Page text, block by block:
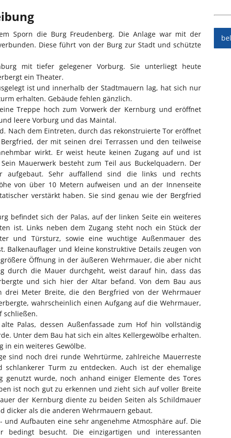
Sporn die Burg Freudenberg. Die Anlage war mit der
Diese führt von der Burg zur Stadt und schützte
mit tiefer gelegener Vorburg. Sie unterliegt heute
ein Theater.
ist und innerhalb der Stadtmauern lag, hat sich nur
erhalten. Gebäude fehlen gänzlich.
Treppe hoch zum Vorwerk der Kernburg und eröffnet
leere Vorburg und das Maintal.
Nach dem Eintreten, durch das rekonstruierte Tor eröffnet
der mit seinen drei Terrassen und den teilweise
wirkt. Er weist heute keinen Zugang auf und ist
Mauerwerk besteht zum Teil aus Buckelquadern. Der
aufgebaut. Sehr auffallend sind die links und rechts
von über 10 Metern aufweisen und an der Innenseite
verstärkt haben. Sie sind genau wie der Bergfried
befindet sich der Palas, auf der linken Seite ein weiteres
ist. Links neben dem Zugang steht noch ein Stück der
und Türsturz, sowie eine wuchtige Außenmauer des
Balkenauflager und kleine konstruktive Details zeugen von
Öffnung in der äußeren Wehrmauer, die aber nicht
durch die Mauer durchgeht, weist darauf hin, dass das
und sich hier der Altar befand. Von dem Bau aus
drei Meter Breite, die den Bergfried von der Wehrmauer
wahrscheinlich einen Aufgang auf die Wehrmauer,
schließen.
Palas, dessen Außenfassade zum Hof hin vollständig
Unter dem Bau hat sich ein altes Kellergewölbe erhalten.
in ein weiteres Gewölbe.
sind noch drei runde Wehrtürme, zahlreiche Mauerreste
Turm zu entdecken. Auch ist der ehemalige
genutzt wurde, noch anhand einiger Elemente des Tores
ist noch gut zu erkennen und zieht sich auf voller Breite
der Kernburg diente zu beiden Seiten als Schildmauer
dicker als die anderen Wehrmauern gebaut.
und Aufbauten eine sehr angenehme Atmosphäre auf. Die
bedingt besucht. Die einzigartigen und interessanten